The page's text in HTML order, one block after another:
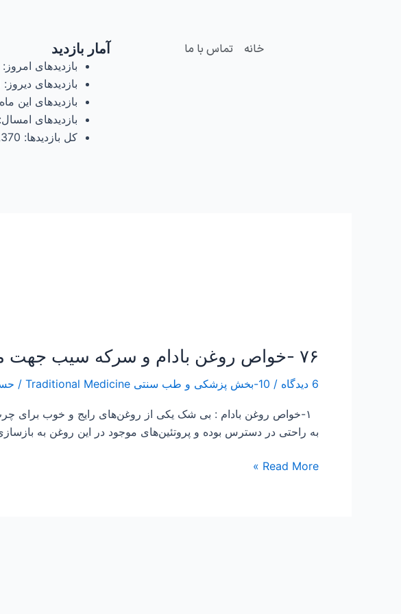
خانه تماس با ما آمار بازدید
بازدیدهای امروز:
بازدیدهای دیروز:
بازدیدهای این
بازدیدهای امسال:
کل بازدیدها:
۷۶ -خواص روغن بادام و سرکه سیب جهت موی سر
6 دیدگاه / 10-بخش پزشکی و طب سنتی Traditional Medicine /
۱-خواص روغن بادام : بی شک یکی از روغن‌های رایج و خوب برای
به راحتی در دسترس بوده و پروتئین‌های موجود در این روغن به
۷۶
روغن
سرکه
سیب
Read More »